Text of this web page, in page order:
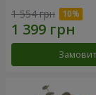
1 554 грн